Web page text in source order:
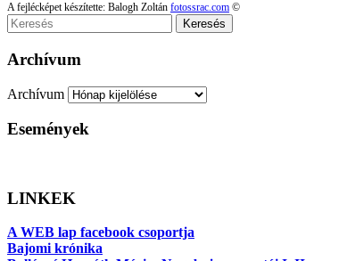
A fejlécképet készítette: Balogh Zoltán fotossrac.com ©
Keresés
Archívum
Archívum
Események
LINKEK
A WEB lap facebook csoportja
Bajomi krónika